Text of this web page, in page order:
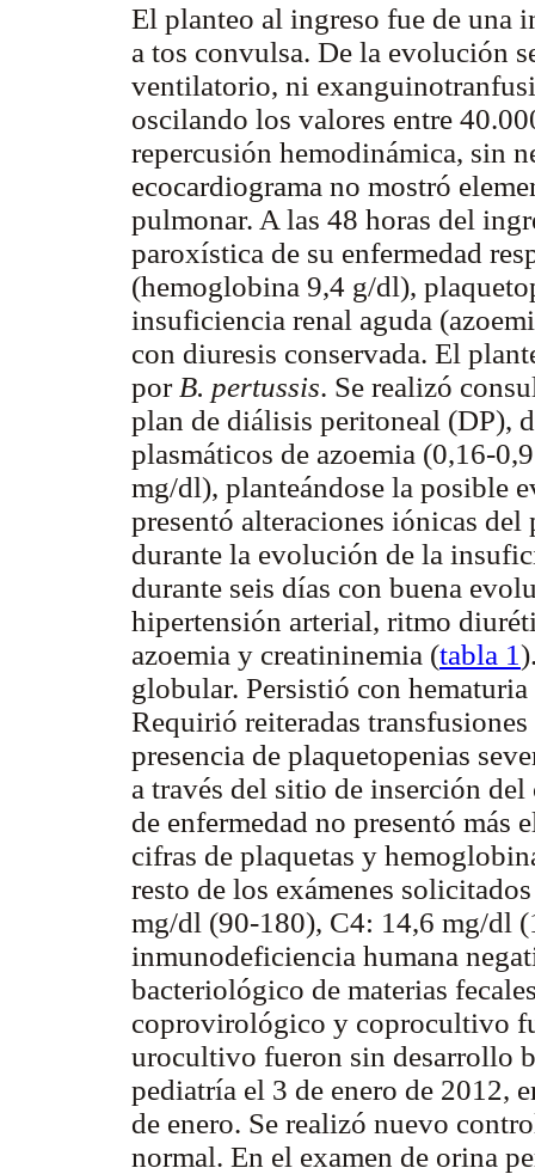
El planteo al ingreso fue de una
a tos convulsa. De la evolución
ventilatorio, ni
oscilando los valores entre
repercusión hemodinámica, sin
ecocardiograma no mostró
pulmonar. A las 48 horas del
paroxística de su enfermedad
(hemoglobina 9,4 g/dl),
insuficiencia renal aguda
con diuresis conservada. El
por B. pertussis. Se realizó
plan de diálisis peritoneal (DP),
plasmáticos de azoemia (0,16-
mg/dl), planteándose la posible
presentó alteraciones iónicas
durante la evolución de la
durante seis días con buena
hipertensión arterial, ritmo
azoemia y creatininemia (tabla 1
globular. Persistió con
Requirió reiteradas
presencia de plaquetopenias
a través del sitio de inserción
de enfermedad no presentó más
cifras de plaquetas y
resto de los exámenes
mg/dl (90-180), C4: 14,6 mg/dl
inmunodeficiencia humana
bacteriológico de materias
coprovirológico y coprocultivo
urocultivo fueron sin desarrollo
pediatría el 3 de enero de 2012,
de enero. Se realizó nuevo
normal. En el examen de orina